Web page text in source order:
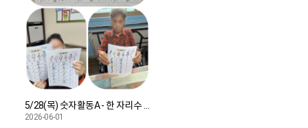
5/28(목) 숫자활동A - 한 자리수 연산활동
2026-06-01